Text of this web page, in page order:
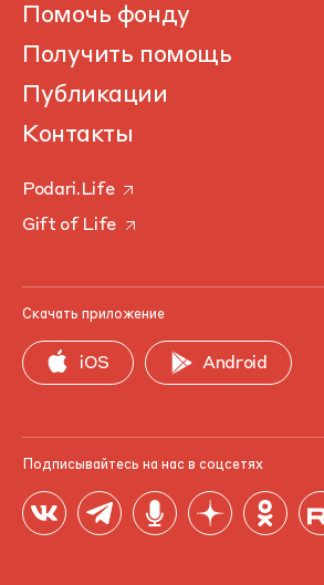
Помочь фонду
Получить помощь
Публикации
Контакты
Podari.Life
Gift of Life
Скачать приложение
iOS Android
Подписывайтесь на нас в соцсетях